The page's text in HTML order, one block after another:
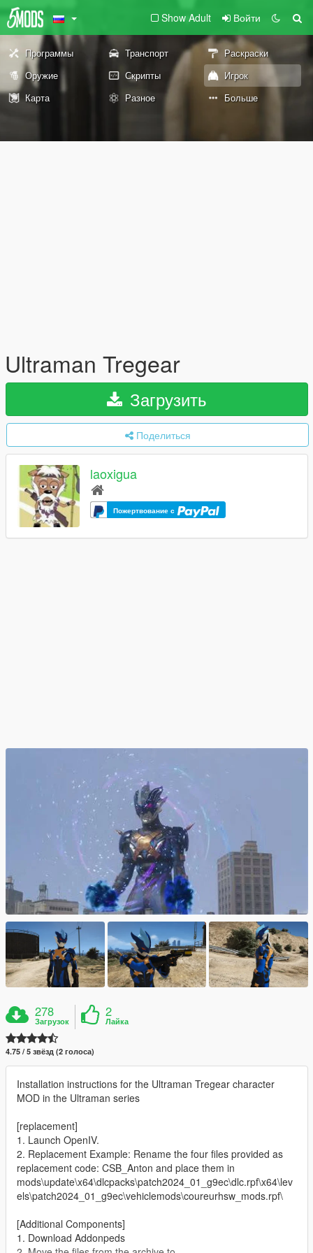
Show Adult Войти
Программы Транспорт
Раскраски
Оружие
Скрипты
Игрок
Карта
Разное Больше
Ultraman Tregear
Загрузить
Поделиться
laoxigua
Пожертвование с
278
Загрузок
2
Лайка
4.75 / 5 звёзд (2 голоса)
Installation instructions for the Ultraman Tregear character
MOD in the Ultraman series
[replacement]
1. Launch OpenIV.
2. Replacement Example: Rename the four files provided as
replacement code: CSB_Anton and place them in
mods\update\x64\dlcpacks\patch2024_01_g9ec\dlc.rpf\x64\lev
els\patch2024_01_g9ec\vehiclemods\coureurhsw_mods.rpf\
[Additional Components]
1. Download Addonpeds